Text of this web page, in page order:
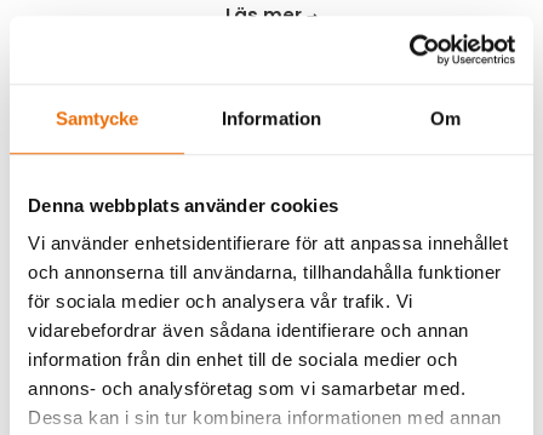
Samtycke Information Om
Denna webbplats använder cookies
Vi använder enhetsidentifierare för att anpassa innehållet
och annonserna till användarna, tillhandahålla funktioner
för sociala medier och analysera vår trafik. Vi
vidarebefordrar även sådana identifierare och annan
information från din enhet till de sociala medier och
annons- och analysföretag som vi samarbetar med.
Dessa kan i sin tur kombinera informationen med annan
Läs mer →
Vi lär gärna ut det vi kan inom resesäkerhet,
säkerhetsskydd, säkerhetsskyddad upphandling
(SUA), företagsspionage och
hostile environment awareness training (HEAT).
Läs mer →